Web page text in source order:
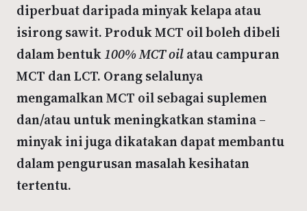
diperbuat daripada minyak kelapa atau
isirong sawit. Produk MCT oil boleh dibeli
dalam bentuk100% MCT oilatau campuran
MCT dan LCT. Orang selalunya
mengamalkan MCT oil sebagai suplemen
dan/atau untuk meningkatkan stamina –
minyak ini juga dikatakan dapat membantu
dalam pengurusan masalah kesihatan
tertentu.